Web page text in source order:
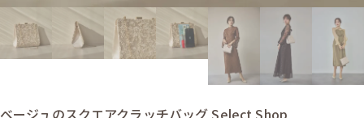
ベージュのスクエアクラッチバッグ Select Shop